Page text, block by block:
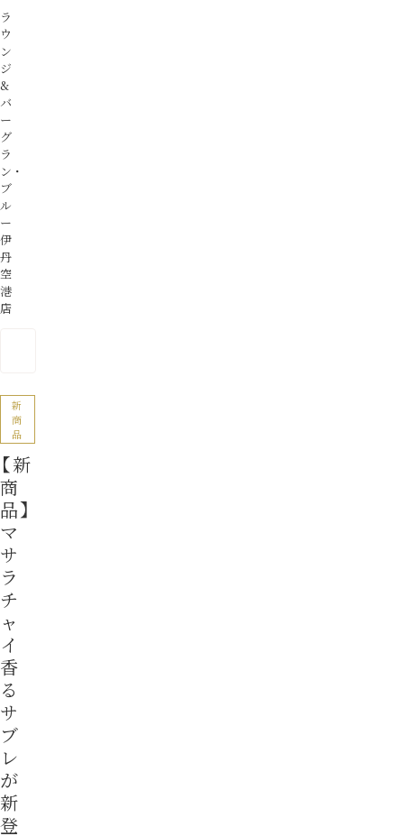
ラ
ウ
ン
ジ
&
バ
ー
グ
ラ
ン・
ブ
ル
ー
伊
丹
空
港
店
新
商
品
【新
商
品】
マ
サ
ラ
チ
ャ
イ
香
る
サ
ブ
レ
が
新
登